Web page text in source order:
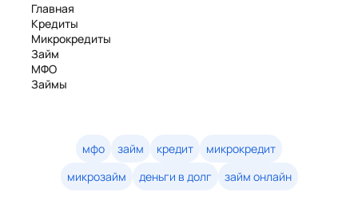
Главная
Кредиты
Микрокредиты
Займ
МФО
Займы
Займы онлайн
Денежные кредиты
мфо займ кредит
микрокредит
микрозайм
деньги в долг займ онлайн